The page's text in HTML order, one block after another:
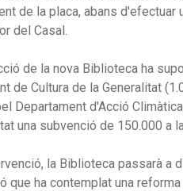
de la placa, abans
del Casal.
de la nova Biblioteca ha
de Cultura de la Generalitat
Departament d'Acció
una subvenció de 150.000 a
la Biblioteca passarà a
que ha contemplat una